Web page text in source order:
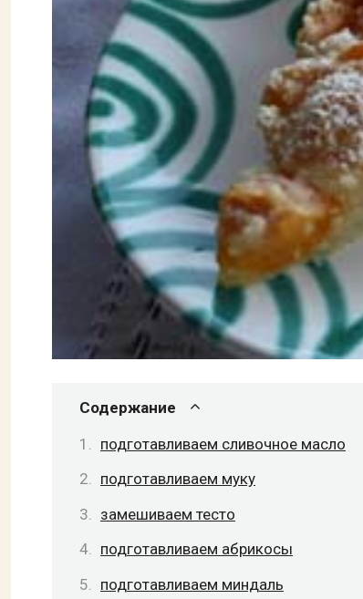
Содержание
подготавливаем сливочное масло
подготавливаем муку
замешиваем тесто
подготавливаем абрикосы
подготавливаем миндаль